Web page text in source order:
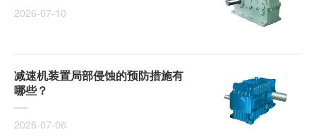
2026-07-10
减速机装置局部侵蚀的预防措施有
哪些？
2026-07-06